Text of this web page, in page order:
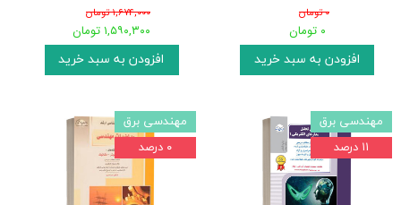
۰ تومان
۰ تومان
افزودن به سبد خرید
۱,۶۷۴,۰۰۰ تومان
۱,۵۹۰,۳۰۰ تومان
افزودن به سبد خرید
مهندسی برق
۱۱ درصد
مهندسی برق
۰ درصد